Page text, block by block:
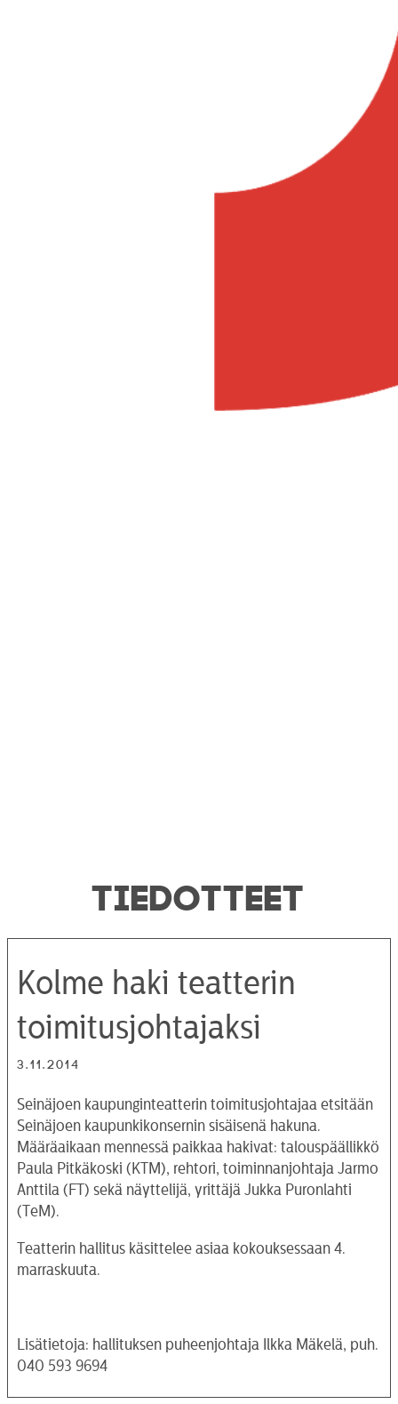
TIEDOTTEET
Kolme haki teatterin
toimitusjohtajaksi
3.11.2014
Seinäjoen kaupunginteatterin toimitusjohtajaa etsitään
Seinäjoen kaupunkikonsernin sisäisenä hakuna.
Määräaikaan mennessä paikkaa hakivat: talouspäällikkö
Paula Pitkäkoski (KTM), rehtori, toiminnanjohtaja Jarmo
Anttila (FT) sekä näyttelijä, yrittäjä Jukka Puronlahti
(TeM).
Teatterin hallitus käsittelee asiaa kokouksessaan 4.
marraskuuta.
Lisätietoja: hallituksen puheenjohtaja Ilkka Mäkelä, puh.
040 593 9694